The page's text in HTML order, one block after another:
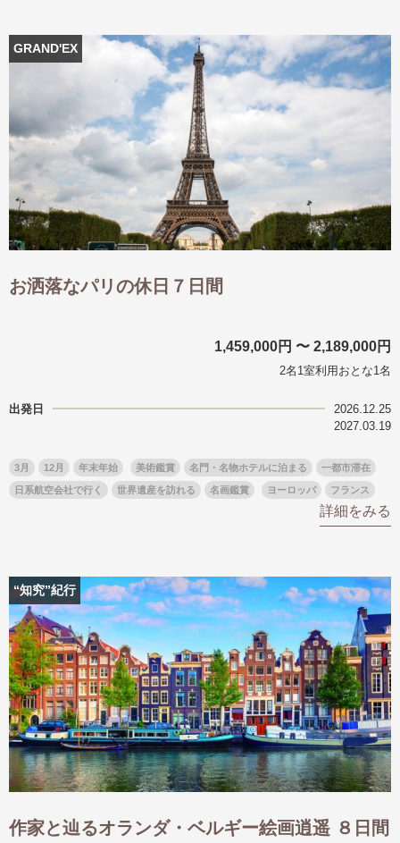
GRAND'EX
お洒落なパリの休日７日間
1,459,000円 〜 2,189,000円
2名1室利用おとな1名
出発日
2026.12.25
2027.03.19
3月 12月 年末年始 美術鑑賞 名門・名物ホテルに泊まる 一都市滞在
日系航空会社で行く 世界遺産を訪れる 名画鑑賞 ヨーロッパ フランス
詳細をみる
“知究”紀行
作家と辿るオランダ・ベルギー絵画逍遥 ８日間